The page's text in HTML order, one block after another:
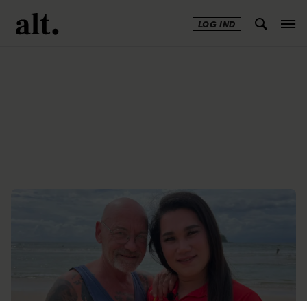
LOG IND